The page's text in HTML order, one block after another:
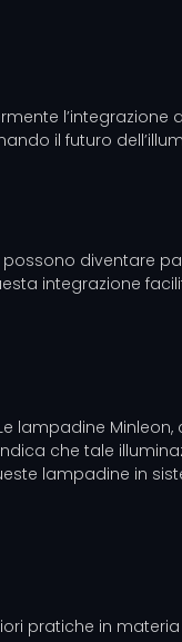
l’integrazione
il futuro
diventare
integrazione
lampadine
che tale
lampadine in
pratiche in